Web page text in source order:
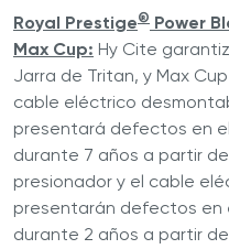
Royal Prestige® Power
Max Cup: Hy Cite
Jarra de Tritan, y Max
cable eléctrico
presentará defectos en
durante 7 años a partir
presionador y el cable
presentarán defectos en
durante 2 años a partir